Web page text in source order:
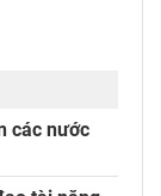
các nước